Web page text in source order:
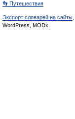
👣 Путешествия
Экспорт словарей на сайты
WordPress, MODx.